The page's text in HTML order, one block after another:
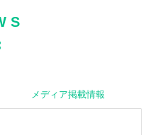
メディア掲載情報